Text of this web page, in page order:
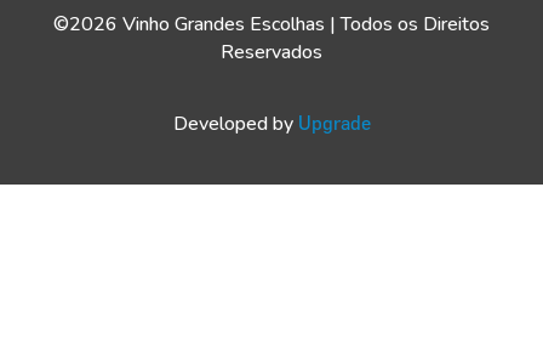
©2026 Vinho Grandes Escolhas | Todos os Direitos
Reservados
Developed by Upgrade